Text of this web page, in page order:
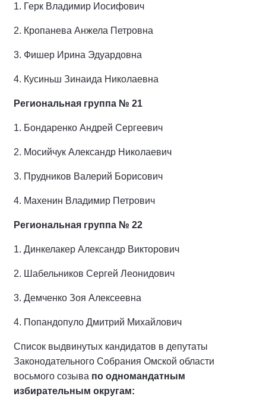
1. Герк Владимир Иосифович
2. Кропанева Анжела Петровна
3. Фишер Ирина Эдуардовна
4. Кусиньш Зинаида Николаевна
Региональная группа № 21
1. Бондаренко Андрей Сергеевич
2. Мосийчук Александр Николаевич
3. Прудников Валерий Борисович
4. Махенин Владимир Петрович
Региональная группа № 22
1. Динкелакер Александр Викторович
2. Шабельников Сергей Леонидович
3. Демченко Зоя Алексеевна
4. Попандопуло Дмитрий Михайлович
Список выдвинутых кандидатов в депутаты
Законодательного Собрания Омской области
восьмого созыва по одномандатным
избирательным округам: